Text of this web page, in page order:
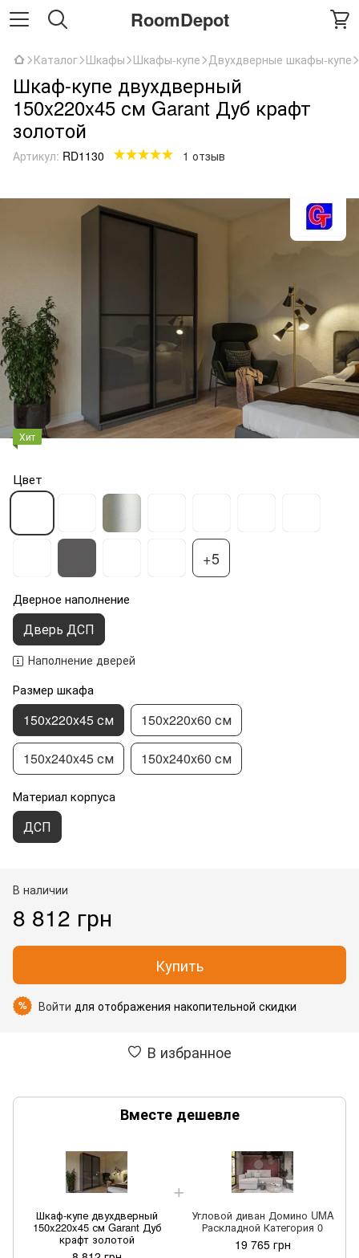
RoomDepot
Каталог Шкафы Шкафы-купе Двухдверные шкафы-купе
Шкаф-купе двухдверный
150x220x45 см Garant Дуб крафт
золотой
Артикул: RD1130 1 отзыв
Хит
Цвет
+5
Дверное наполнение
Дверь ДСП
Наполнение дверей
Размер шкафа
150x220x45 см 150x220x60 см
150x240x45 см 150x240x60 см
Материал корпуса
ДСП
В наличии
8 812 грн
Купить
% Войти для отображения накопительной скидки
В избранное
Вместе дешевле
Шкаф-купе двухдверный
150x220x45 см Garant Дуб
крафт золотой
Угловой диван Домино UMA
Раскладной Категория 0
19 765 грн